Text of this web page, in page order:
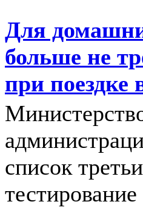
Для
больше не
при
список